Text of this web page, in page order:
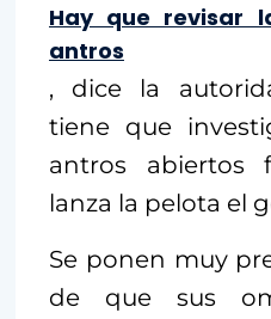
Hay que revisar
antros
, dice la
tiene que
antros abiertos
lanza la pelota el
Se ponen muy
de que sus